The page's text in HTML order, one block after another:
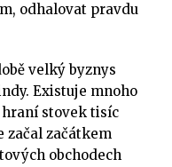
odhalovat pravdu
velký byznys
Existuje mnoho
stovek tisíc
začal začátkem
obchodech